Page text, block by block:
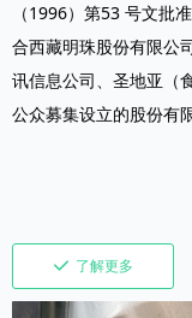
끳 了解更多
（1996）第53 号文批
合西藏明珠股份有限公
讯信息公司、圣地亚（
公众募集设立的股份有